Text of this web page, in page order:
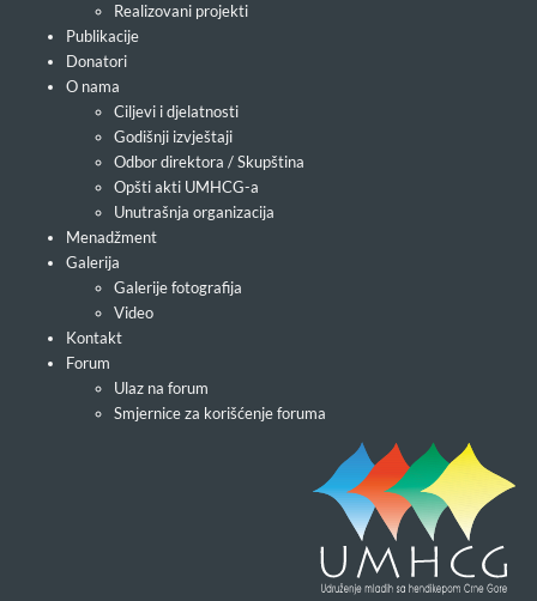
Realizovani projekti
Publikacije
Donatori
O nama
Ciljevi i djelatnosti
Godišnji izvještaji
Odbor direktora / Skupština
Opšti akti UMHCG-a
Unutrašnja organizacija
Menadžment
Galerija
Galerije fotografija
Video
Kontakt
Forum
Ulaz na forum
Smjernice za korišćenje foruma